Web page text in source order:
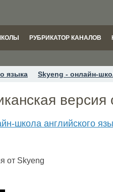
РУБРИКАТОР КАНАЛОВ
языка Skyeng - онлайн-
версия
школа английского